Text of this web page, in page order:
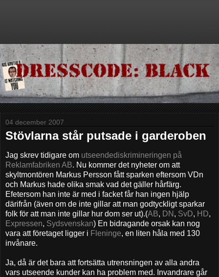
04 december 2007
Stövlarna står putsade i garderoben
Jag skrev tidigare om utseendediskrimineringen på
Reklamfabriken AB. Nu kommer det nyheter om att
skyltmontören Markus Persson fått sparken eftersom VDn
och Markus hade olika smak vad det gäller hårfärg.
Efetersom han inte är med i facket får han ingen hjälp
därifrån (även om de inte gillar att man godtyckligt sparkar
folk för att man inte gillar hur dom ser ut).(AB, DN , SvD, HD,
Expressen, Sydsvenskan) En bidragande orsak kan nog
vara att företaget ligger i Fleninge, en liten håla med 130
invånare.
Ja, då är det bara att fortsätta utrensningen av alla andra
vars utseende kunder kan ha problem med. Invandrare går